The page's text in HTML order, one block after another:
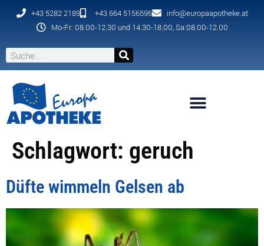
+43 5282 2189 +43 664 5156596
info@europaapotheke.at
Mo-Fr: 08.00-12.30 und 14.30-18.00, Sa:08.00-12.00
Schlagwort: geruch
Düfte wimmeln Gelsen ab